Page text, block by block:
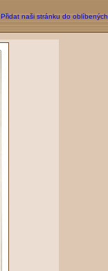
Přidat naši stránku do oblíbených